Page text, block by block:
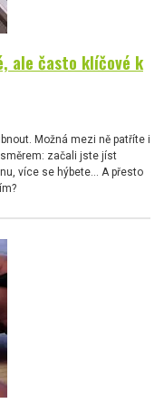
ale často klíčové k
Možná mezi ně patříte i
začali jste jíst
více se hýbete… A přesto